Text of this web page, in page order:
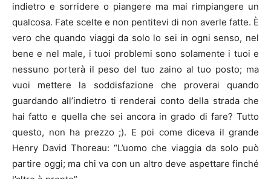
indietro e sorridere o piangere ma mai rimpiangere un
qualcosa. Fate scelte e non pentitevi di non averle fatte. È
vero che quando viaggi da solo lo sei in ogni senso, nel
bene e nel male, i tuoi problemi sono solamente i tuoi e
nessuno porterà il peso del tuo zaino al tuo posto; ma
vuoi mettere la soddisfazione che proverai quando
guardando all’indietro ti renderai conto della strada che
hai fatto e quella che sei ancora in grado di fare? Tutto
questo, non ha prezzo ;). E poi come diceva il grande
Henry David Thoreau: “L’uomo che viaggia da solo può
partire oggi; ma chi va con un altro deve aspettare finché